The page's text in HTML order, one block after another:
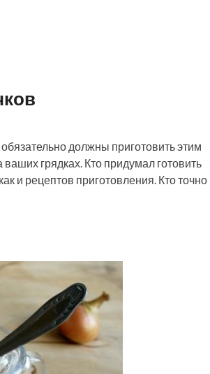
должны приготовить этим
грядках. Кто придумал готовить
и рецептов приготовления. Кто точно